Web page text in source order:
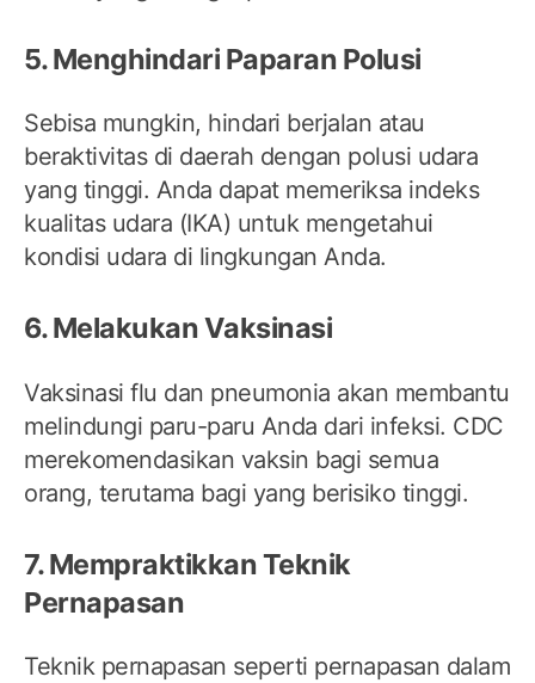
5. Menghindari Paparan Polusi
Sebisa mungkin, hindari berjalan atau
beraktivitas di daerah dengan polusi udara
yang tinggi. Anda dapat memeriksa indeks
kualitas udara (IKA) untuk mengetahui
kondisi udara di lingkungan Anda.
6. Melakukan Vaksinasi
Vaksinasi flu dan pneumonia akan membantu
melindungi paru-paru Anda dari infeksi. CDC
merekomendasikan vaksin bagi semua
orang, terutama bagi yang berisiko tinggi.
7. Mempraktikkan Teknik
Pernapasan
Teknik pernapasan seperti pernapasan dalam